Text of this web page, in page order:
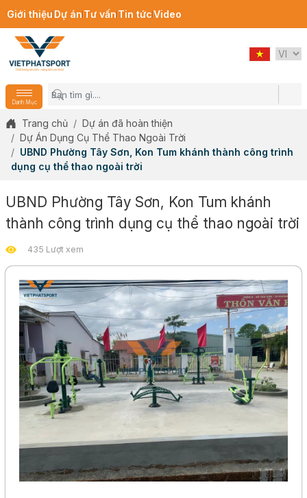
Giới thiệu Dự án Tư vấn Tin tứcVideo
Danh Mục
Trang chủ
Dự án đã hoàn thiện
Dự Án Dụng Cụ Thể Thao Ngoài Trời
UBND Phường Tây Sơn, Kon Tum khánh thành công trình
dụng cụ thể thao ngoài trời
UBND Phường Tây Sơn, Kon Tum khánh
thành công trình dụng cụ thể thao ngoài trời
435 Lượt xem